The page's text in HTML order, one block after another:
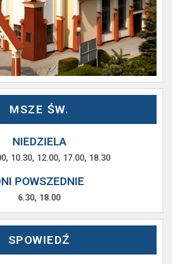
MSZE ŚW.
NIEDZIELA
10.30, 12.00, 17.00, 18.30
POWSZEDNIE
6.30, 18.00
SPOWIEDŹ